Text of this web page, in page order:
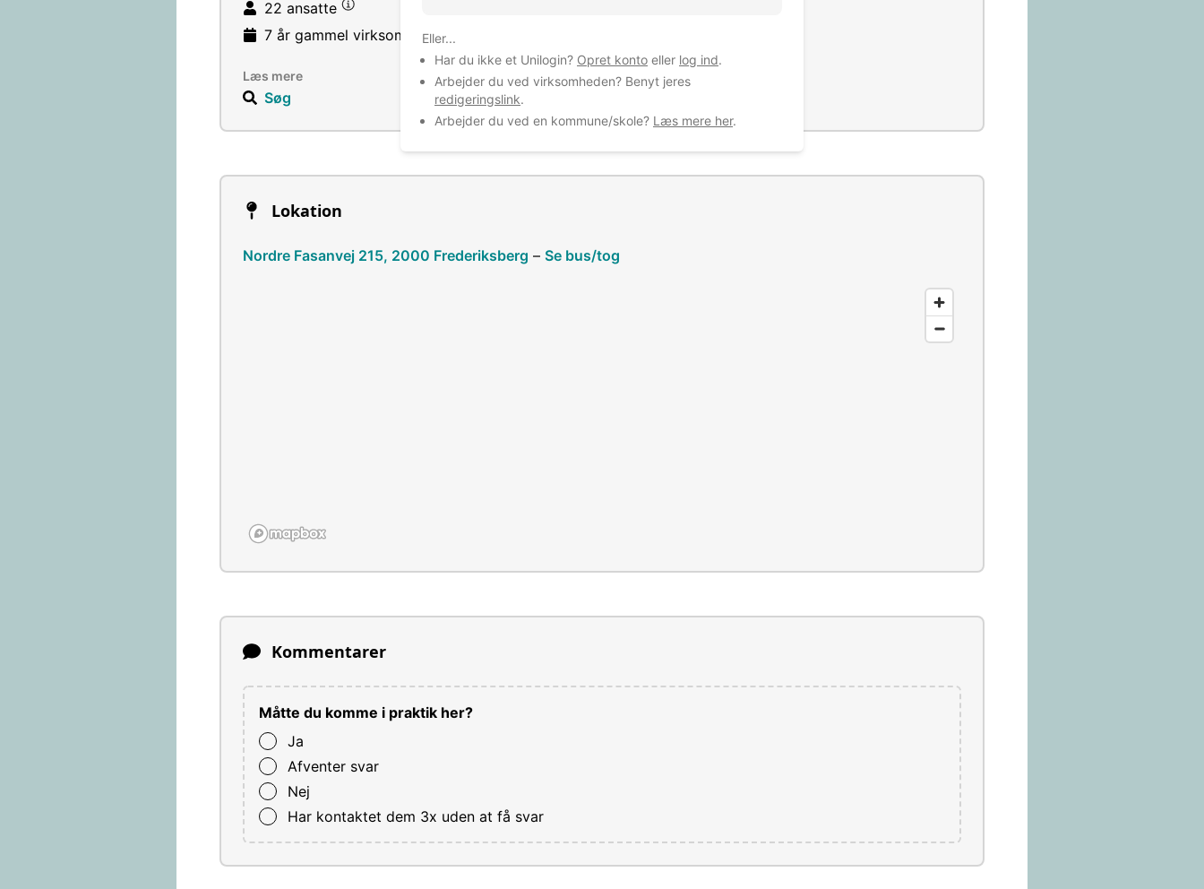
Eller...
Har du ikke et Unilogin? Opret konto eller log ind.
Arbejder du ved virksomheden? Benyt jeres
redigeringslink.
Arbejder du ved en kommune/skole? Læs mere her.
22 ansatte
7 år gammel virksomhed
Læs mere
Søg
Lokation
Nordre Fasanvej 215, 2000 Frederiksberg – Se bus/tog
Kommentarer
Måtte du komme i praktik her?
Ja
Afventer svar
Nej
Har kontaktet dem 3x uden at få svar